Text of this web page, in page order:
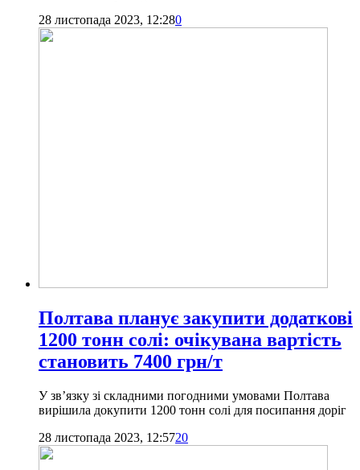
28 листопада 2023, 12:280
Полтава планує закупити додаткові
1200 тонн солі: очікувана вартість
становить 7400 грн/т
У зв’язку зі складними погодними умовами Полтава
вирішила докупити 1200 тонн солі для посипання доріг
28 листопада 2023, 12:5720